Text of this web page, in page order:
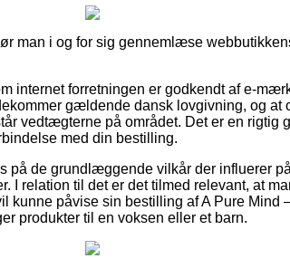
man i og for sig gennemlæse
internet forretningen er godkendt af e-
gældende dansk lovgivning, og at
vedtægterne på området. Det er en rigtig
med din bestilling.
på de grundlæggende vilkår der influerer
I relation til det er det tilmed relevant, at
kunne påvise sin bestilling af A Pure Mind
produkter til en voksen eller et barn.